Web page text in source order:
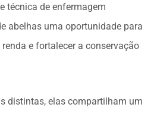
técnica de enfermagem
abelhas uma oportunidade para
e fortalecer a conservação
distintas, elas compartilham um